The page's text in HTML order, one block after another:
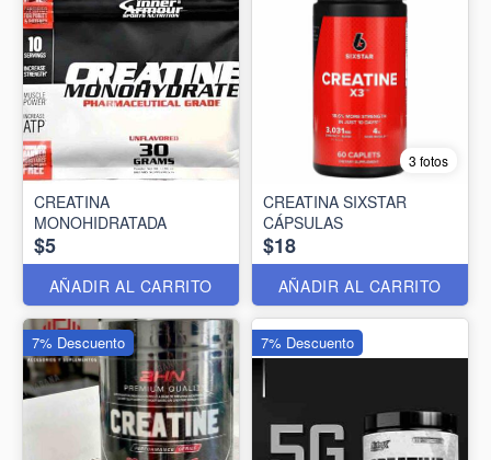
CREATINA
MONOHIDRATADA
$5
AÑADIR AL CARRITO
3 fotos
CREATINA SIXSTAR
CÁPSULAS
$18
AÑADIR AL CARRITO
7% Descuento 7% Descuento